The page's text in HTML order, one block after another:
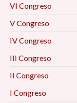
VI Congreso
V Congreso
IV Congreso
III Congreso
II Congreso
I Congreso